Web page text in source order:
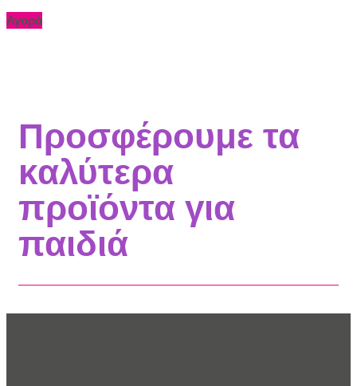
Αγορά
Προσφέρουμε τα
καλύτερα
προϊόντα για
παιδιά